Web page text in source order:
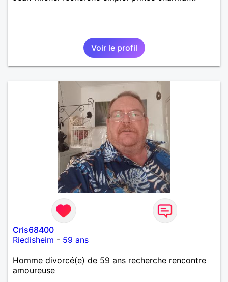
Voir le profil
Cris68400
Riedisheim - 59 ans
Homme divorcé(e) de 59 ans recherche rencontre
amoureuse